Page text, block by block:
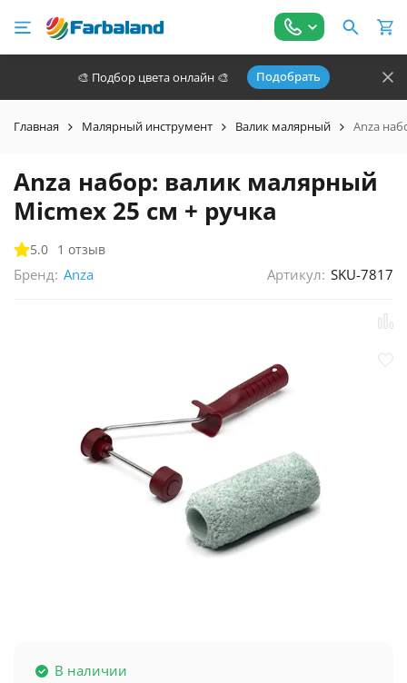
🎨 Подбор цвета онлайн 🎨 Подобрать
Главная Малярный инструмент Валик малярный Anza
Anza набор: валик малярный
Micmex 25 см + ручка
5.0 1 отзыв
Бренд: Anza Артикул: SKU-7817
В наличии